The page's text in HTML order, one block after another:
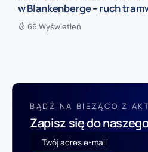
w Blankenberge – ruch
66 Wyświetleń
BĄDŹ NA BIEŻĄCO Z
Zapisz się do